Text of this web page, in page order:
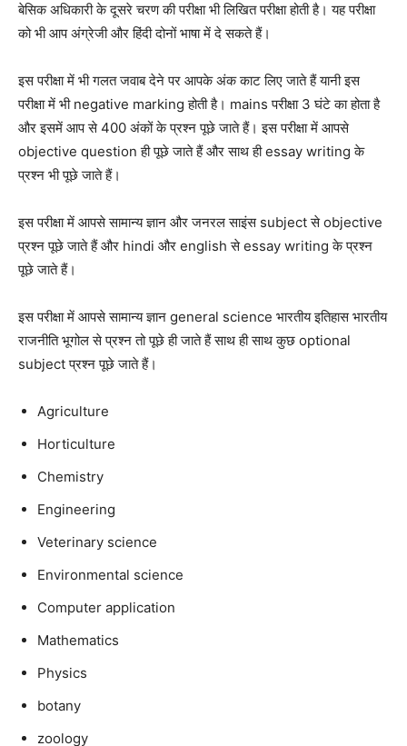
बेसिक अधिकारी के दूसरे चरण की परीक्षा भी लिखित परीक्षा होती है। यह परीक्षा
को भी आप अंग्रेजी और हिंदी दोनों भाषा में दे सकते हैं।
इस परीक्षा में भी गलत जवाब देने पर आपके अंक काट लिए जाते हैं यानी इस
परीक्षा में भी negative marking होती है। mains परीक्षा 3 घंटे का होता है
और इसमें आप से 400 अंकों के प्रश्न पूछे जाते हैं।इस परीक्षा में आपसे
objective question ही पूछे जाते हैं और साथ ही essay writing के
प्रश्न भी पूछे जाते हैं।
इस परीक्षा में आपसे सामान्य ज्ञान और जनरल साइंस subject से objective
प्रश्न पूछे जाते हैं और hindi और english से essay writing के प्रश्न
पूछे जाते हैं।
इस परीक्षा में आपसे सामान्य ज्ञान general science भारतीय इतिहास भारतीय
राजनीति भूगोल से प्रश्न तो पूछे ही जाते हैं साथ ही साथ कुछ optional
subject प्रश्न पूछे जाते हैं।
Agriculture
Horticulture
Chemistry
Engineering
Veterinary science
Environmental science
Computer application
Mathematics
Physics
botany
zoology